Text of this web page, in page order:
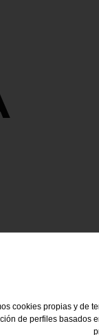
cookies propias y de
de perfiles basados